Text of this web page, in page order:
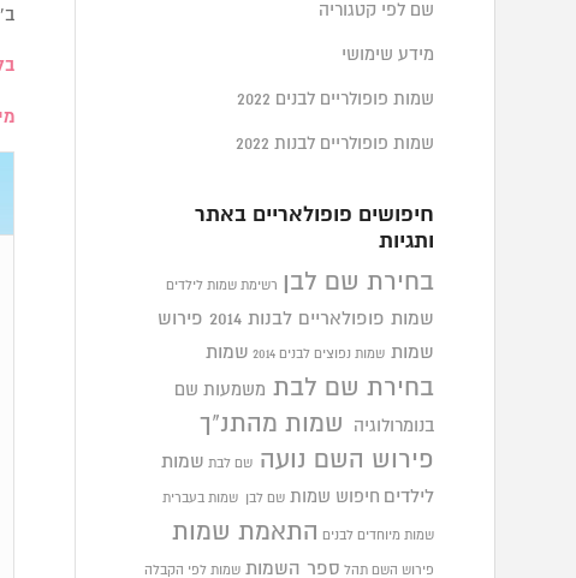
שם לפי קטגוריה
מידע שימושי
שמות פופולריים לבנים 2022
שמות פופולריים לבנות 2022
חיפושים פופולאריים באתר
ותגיות
בחירת שם לבן רשימת שמות לילדים
שמות פופולאריים לבנות 2014 פירוש
שמות שמות נפוצים לבנים 2014 שמות
בחירת שם לבת משמעות שם
בנומרולוגיה
שמות מהתנ"ך
פירוש השם נועה
שם לבת שמות
לילדים חיפוש שמות שם לבן שמות בעברית
שמות מיוחדים לבנים התאמת שמות
פירוש השם תהל ספר השמות שמות לפי הקבלה